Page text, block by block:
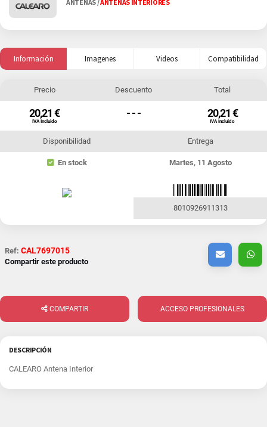
ANTENAS/ANTENAS INTERIORES
Información Imagenes Videos Compatibilidad
Precio
20,21 €
IVA Incluido
Descuento
- - -
Total
20,21 €
IVA Incluido
Disponibilidad
En stock
Entrega
Martes, 11 Agosto
8010926911313
Ref: CAL7697015
Compartir este producto
COMPARTIR ACCESO PROFESIONALES
DESCRIPCIÓN
CALEARO Antena Interior